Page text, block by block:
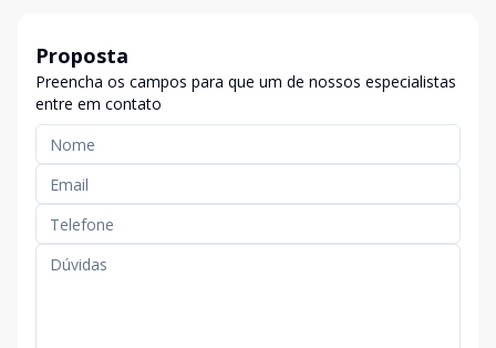
Proposta
Preencha os campos para que um de nossos especialistas
entre em contato